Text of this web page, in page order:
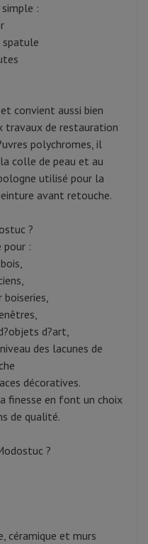
:
spatule
convient aussi bien
travaux de restauration
polychromes, il
colle de peau et au
utilisé pour la
avant retouche.
?
pour :
boiseries,
d?art,
des lacunes de
décoratives.
finesse en font un choix
de qualité.
?
céramique et murs